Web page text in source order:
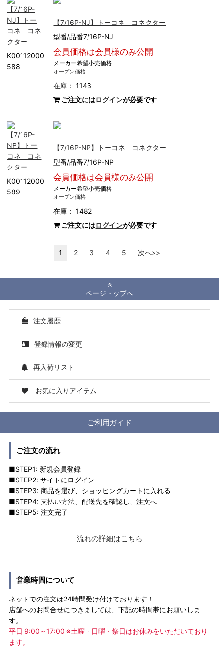
K00112000
588
【7/16P-NJ】トーコネ コネクター
型番/品番7/16P-NJ
会員価格は会員様のみ公開
メーカー希望小売価格
オープン価格
在庫： 1143
ご注文にはログインが必要です
K00112000
589
【7/16P-NP】トーコネ コネクター
型番/品番7/16P-NP
会員価格は会員様のみ公開
メーカー希望小売価格
オープン価格
在庫： 1482
ご注文にはログインが必要です
1 2 3 4 5 次へ>>
ページトップへ
注文履歴
登録情報の変更
再入荷リスト
お気に入りアイテム
ご利用ガイド
ご注文の流れ
■STEP1: 新規会員登録
■STEP2: サイトにログイン
■STEP3: 商品を選び、ショッピングカートに入れる
■STEP4: 支払い方法、配送先を確認し、注文へ
■STEP5: 注文完了
流れの詳細はこちら
営業時間について
ネットでの注文は24時間受け付けております！
店舗へのお問合せにつきましては、下記の時間帯にお願いしま
す。
平日 9:00～17:00 ※土曜・日曜・祭日はお休みをいただいており
ます。